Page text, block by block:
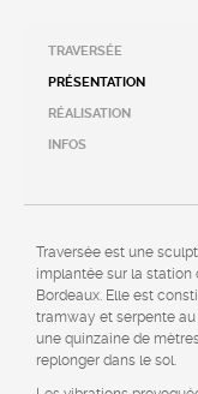
TRAVERSÉE
PRÉSENTATION
RÉALISATION
INFOS
Traversée est une
implantée sur la
Bordeaux. Elle est
tramway et serpente au
une quinzaine de
replonger dans le sol.